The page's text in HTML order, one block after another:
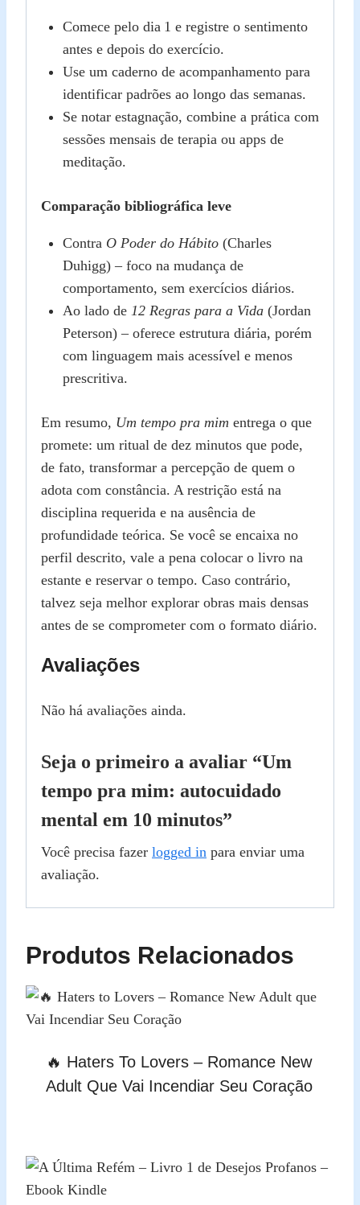
Comece pelo dia 1 e registre o sentimento
antes e depois do exercício.
Use um caderno de acompanhamento para
identificar padrões ao longo das semanas.
Se notar estagnação, combine a prática com
sessões mensais de terapia ou apps de
meditação.
Comparação bibliográfica leve
Contra O Poder do Hábito (Charles
Duhigg) – foco na mudança de
comportamento, sem exercícios diários.
Ao lado de 12 Regras para a Vida (Jordan
Peterson) – oferece estrutura diária, porém
com linguagem mais acessível e menos
prescritiva.
Em resumo, Um tempo pra mim entrega o que
promete: um ritual de dez minutos que pode,
de fato, transformar a percepção de quem o
adota com constância. A restrição está na
disciplina requerida e na ausência de
profundidade teórica. Se você se encaixa no
perfil descrito, vale a pena colocar o livro na
estante e reservar o tempo. Caso contrário,
talvez seja melhor explorar obras mais densas
antes de se comprometer com o formato diário.
Avaliações
Não há avaliações ainda.
Seja o primeiro a avaliar “Um
tempo pra mim: autocuidado
mental em 10 minutos”
Você precisa fazer logged in para enviar uma
avaliação.
Produtos Relacionados
🔥 Haters To Lovers – Romance New
Adult Que Vai Incendiar Seu Coração